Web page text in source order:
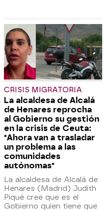
CRISIS MIGRATORIA
La alcaldesa de Alcalá
de Henares reprocha
al Gobierno su gestión
en la crisis de Ceuta:
"Ahora van a trasladar
un problema a las
comunidades
autónomas"
La alcaldesa de Alcalá de
Henares (Madrid) Judith
Piqué cree que es el
Gobierno quien tiene que